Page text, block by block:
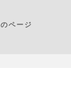
ページ